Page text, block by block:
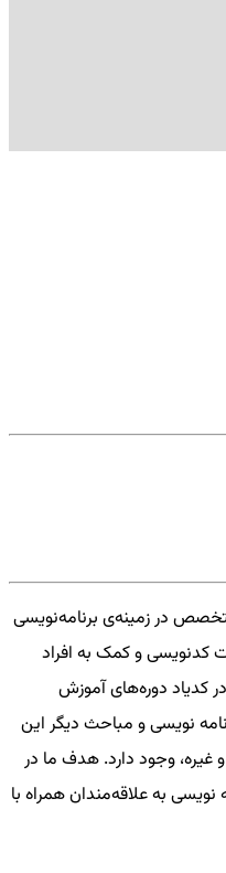
در زمینه‌ی برنامه‌نویسی
و کمک به افراد
کدیاد دوره‌های آموزش
نویسی و مباحث دیگر این
غیره، وجود دارد. هدف ما در
به علاقه‌مندان همراه با